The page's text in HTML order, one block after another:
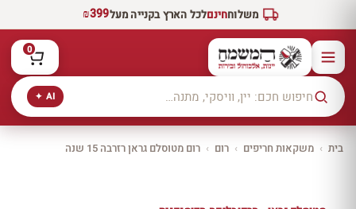
משלוחחינםלכל הארץ בקנייה מעל₪399
AI ✦
0
בית › משקאות חריפים › רום › רום מטוסלם גראן רזרבה 15 שנה